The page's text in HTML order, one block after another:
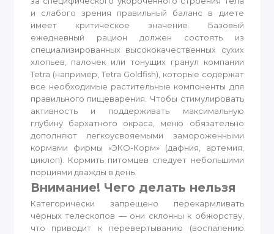
и слабого зрения правильный баланс в диете
имеет критическое значение. Базовый
ежедневный рацион должен состоять из
специализированных высококачественных сухих
хлопьев, палочек или тонущих гранул компании
Tetra (например, Tetra Goldfish), которые содержат
все необходимые растительные компоненты для
правильного пищеварения. Чтобы стимулировать
активность и поддерживать максимальную
глубину бархатного окраса, меню обязательно
дополняют легкоусвояемыми замороженными
кормами фирмы «ЭКО-Корм» (дафния, артемия,
циклоп). Кормить питомцев следует небольшими
порциями дважды в день.
Внимание! Чего делать нельзя
Категорически запрещено перекармливать
чёрных телескопов — они склонны к обжорству,
что приводит к перевертыванию (воспалению